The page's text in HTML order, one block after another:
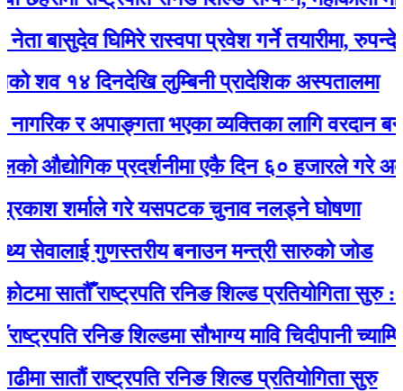
घिमिरे रास्वपा प्रवेश गर्ने तयारीमा, रुपन्देही २
दिनदेखि लुम्बिनी प्रादेशिक अस्पतालमा
र अपाङ्गता भएका व्यक्तिका लागि वरदान बन्यो
प्रदर्शनीमा एकै दिन ६० हजारले गरे अवलोकन
शर्माले गरे यसपटक चुनाव नलड्ने घोषणा
गुणस्तरीय बनाउन मन्त्री सारुको जोड
सातौँ राष्ट्रपति रनिङ शिल्ड प्रतियोगिता सुरु : १४
रनिङ शिल्डमा सौभाग्य मावि चिदीपानी च्याम्पियन
राष्ट्रपति रनिङ शिल्ड प्रतियोगिता सुरु